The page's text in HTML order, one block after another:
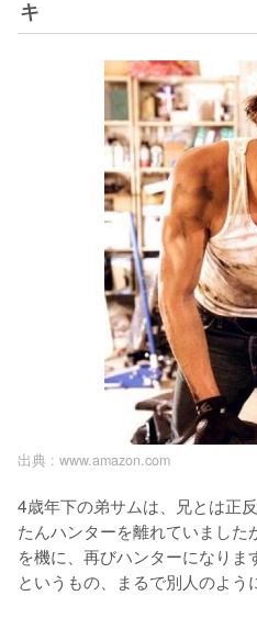
キ
出典 : www.amazon.com
4歳年下の弟サムは、兄とは正
たんハンターを離れていまし
を機に、再びハンターになり
というもの、まるで別人のよう